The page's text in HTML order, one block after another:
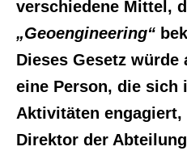
verschiedene Mittel,
„Geoengineering“
Dieses Gesetz würde
eine Person, die sich
Aktivitäten engagiert,
Direktor der